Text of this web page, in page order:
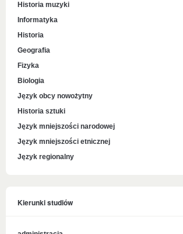
Historia muzyki
Informatyka
Historia
Geografia
Fizyka
Biologia
Język obcy nowożytny
Historia sztuki
Język mniejszości narodowej
Język mniejszości etnicznej
Język regionalny
Kierunki studiów